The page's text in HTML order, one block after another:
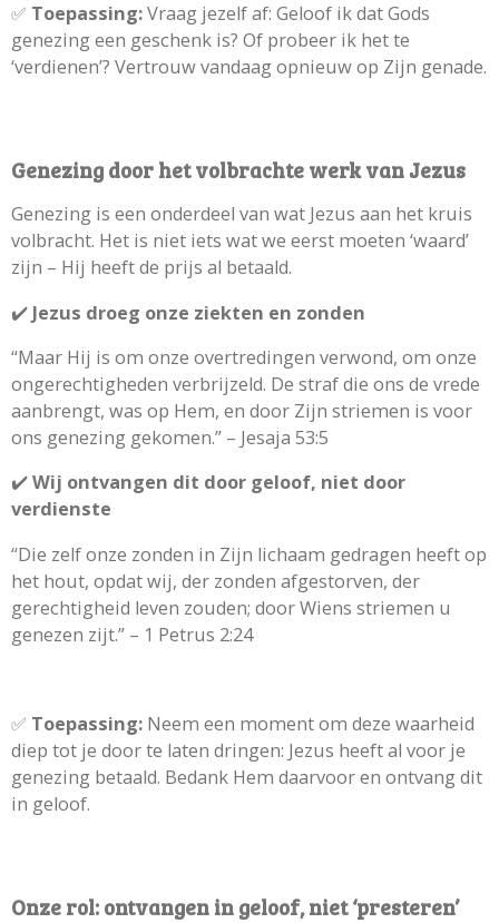
✅ Toepassing:Vraag jezelf af: Geloof ik dat Gods
genezing een geschenk is? Of probeer ik het te
‘verdienen’? Vertrouw vandaag opnieuw op Zijn genade.
Genezing door het volbrachte werk van Jezus
Genezing is een onderdeel van wat Jezus aan het kruis
volbracht. Het is niet iets wat we eerst moeten ‘waard’
zijn – Hij heeft de prijs al betaald.
✔️ Jezus droeg onze ziekten en zonden
“Maar Hij is om onze overtredingen verwond, om onze
ongerechtigheden verbrijzeld. De straf die ons de vrede
aanbrengt, was op Hem, en door Zijn striemen is voor
ons genezing gekomen.” – Jesaja 53:5
✔️Wij ontvangen dit door geloof, niet door
verdienste
“Die zelf onze zonden in Zijn lichaam gedragen heeft op
het hout, opdat wij, der zonden afgestorven, der
gerechtigheid leven zouden; door Wiens striemen u
genezen zijt.” – 1 Petrus 2:24
✅ Toepassing: Neem een moment om deze waarheid
diep tot je door te laten dringen: Jezus heeft al voor je
genezing betaald. Bedank Hem daarvoor en ontvang dit
in geloof.
Onze rol: ontvangen in geloof, niet ‘presteren’